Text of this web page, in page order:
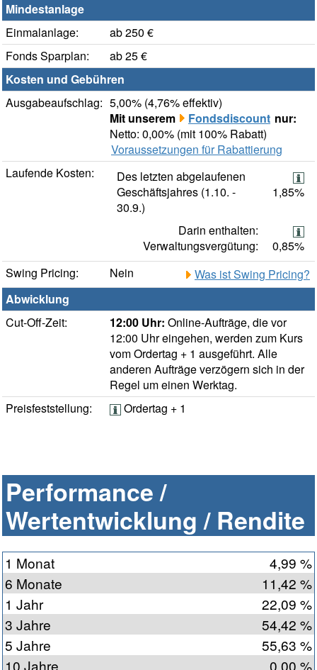
Mindestanlage
Einmalanlage:
ab 250 €
Fonds Sparplan:
ab 25 €
Kosten und Gebühren
Ausgabeaufschlag: 5,00% (4,76% effektiv)
Mit unserem
Fondsdiscount nur:
Netto: 0,00% (mit 100% Rabatt)
Voraussetzungen für Rabattierung
Laufende Kosten:
Des letzten abgelaufenen
Geschäftsjahres (1.10. -
30.9.)
1,85%
Darin enthalten:
Verwaltungsvergütung:
0,85%
Swing Pricing:
Nein
Was ist Swing Pricing?
Abwicklung
Cut-Off-Zeit:
12:00 Uhr: Online-Aufträge, die vor
12:00 Uhr eingehen, werden zum Kurs
vom Ordertag + 1 ausgeführt. Alle
anderen Aufträge verzögern sich in der
Regel um einen Werktag.
Preisfeststellung:
Ordertag + 1
Performance /
Wertentwicklung / Rendite
1 Monat
4,99 %
6 Monate
11,42 %
1 Jahr
22,09 %
3 Jahre
54,42 %
5 Jahre
55,63 %
10 Jahre
0,00 %